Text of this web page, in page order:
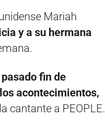
Mariah
y a su hermana
fin de
acontecimientos,
cantante a PEOPLE.